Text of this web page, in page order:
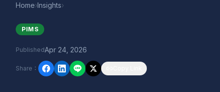
Home›Insights›
PIMS
PublishedApr 24, 2026
Share ：